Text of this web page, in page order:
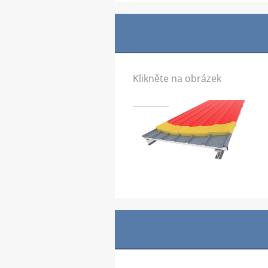
Klikněte na obrázek